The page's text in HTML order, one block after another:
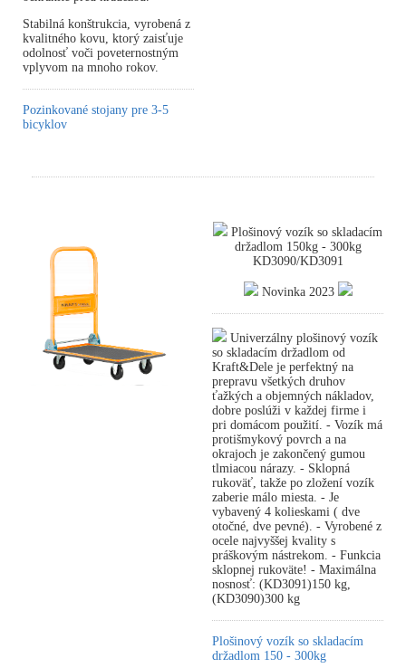
Stabilná konštrukcia, vyrobená z
kvalitného kovu, ktorý zaisťuje
odolnosť voči poveternostným
vplyvom na mnoho rokov.
Pozinkované stojany pre 3-5
bicyklov
Plošinový vozík so skladacím
držadlom 150kg - 300kg
KD3090/KD3091
Novinka 2023
Univerzálny plošinový vozík
so skladacím držadlom od
Kraft&Dele je perfektný na
prepravu všetkých druhov
ťažkých a objemných nákladov,
dobre poslúži v každej firme i
pri domácom použití. - Vozík má
protišmykový povrch a na
okrajoch je zakončený gumou
tlmiacou nárazy. - Sklopná
rukoväť, takže po zložení vozík
zaberie málo miesta. - Je
vybavený 4 kolieskami ( dve
otočné, dve pevné). - Vyrobené z
ocele najvyššej kvality s
práškovým nástrekom. - Funkcia
sklopnej rukoväte! - Maximálna
nosnosť: (KD3091)150 kg,
(KD3090)300 kg
Plošinový vozík so skladacím
držadlom 150 - 300kg